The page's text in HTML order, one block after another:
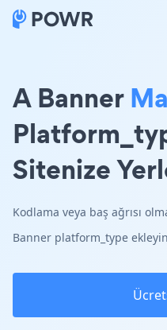
A Banner
Sitenize
Kodlama veya baş ağrısı
Banner platform_type